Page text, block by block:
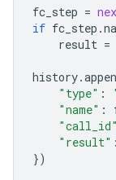
fc_step =
if fc_step .
result =
history.
"type" :
"name" :
"call_id"
"result" :
})